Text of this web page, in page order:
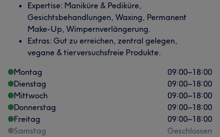
Expertise: Maniküre & Pediküre,
Gesichtsbehandlungen, Waxing, Permanent
Make-Up, Wimpernverlängerung.
Extras: Gut zu erreichen, zentral gelegen,
vegane & tierversuchsfreie Produkte.
Montag
09:00–18:00
Dienstag
09:00–18:00
Mittwoch
09:00–18:00
Donnerstag
09:00–18:00
Freitag
09:00–18:00
Samstag
Geschlossen